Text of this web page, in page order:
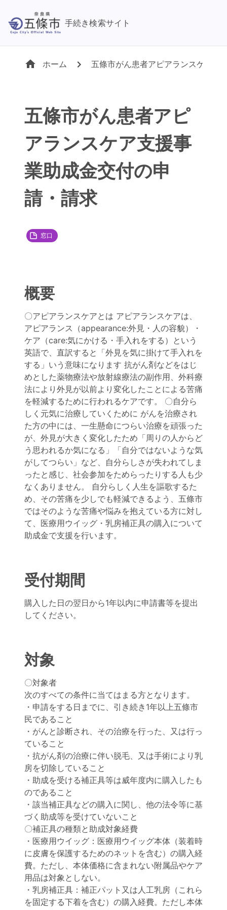
手続き検索サイト
ホーム 五條市がん患者アピアランスケア支
五條市がん患者アピ
アランスケア支援事
業助成金交付の申
請・請求
窓口
概要
〇アピアランスケアとは アピアランスケアは、
アピアランス（appearance:外見・人の容貌）・
ケア（care:気にかける・手入れをする）という
英語で、直訳すると「外見を気に掛けて手入れを
する」いう意味になります 抗がん剤などをはじ
めとした薬物療法や放射線療法の副作用、外科療
法により外見が以前より変化したことによる苦痛
を軽減するために行われるケアです。 〇自分ら
しく元気に治療していくために がんを治療され
た方の中には、一生懸命につらい治療を頑張った
が、外見が大きく変化したため「周りの人からど
う思われるか気になる」「自分ではないような気
がしてつらい」など、自分らしさが失われてしま
ったと感じ、社会参加をためらったりする人も少
なくありません。 自分らしく人生を謳歌するた
め、その苦痛を少しでも軽減できるよう、五條市
ではそのような苦痛や悩みを抱えている方に対し
て、医療用ウイッグ・乳房補正具の購入について
助成金で支援を行います。
受付期間
購入した日の翌日から1年以内に申請書等を提出
してください。
対象
〇対象者
次のすべての条件に当てはまる方となります。
・申請をする日までに、引き続き1年以上五條市
民であること
・がんと診断され、その治療を行った、又は行っ
ていること
・抗がん剤の治療に伴い脱毛、又は手術により乳
房を切除していること
・助成を受ける補正具等は威年度内に購入したも
のであること
・該当補正具などの購入に関し、他の法令等に基
づく助成等を受けていないこと
〇補正具の種類と助成対象経費
・医療用ウイッグ：医療用ウイッグ本体（装着時
に皮膚を保護するためのネットを含む）の購入経
費。ただし、本体価格に含まれない附属品やケア
用品は対象としない。
・乳房補正具：補正パット又は人工乳房（これら
を固定する下着を含む）の購入経費。ただし本体